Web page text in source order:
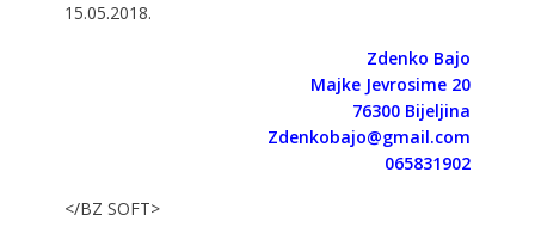
15.05.2018.
Zdenko Bajo
Majke Jevrosime 20
76300 Bijeljina
Zdenkobajo@gmail.com
065831902
</BZ SOFT>